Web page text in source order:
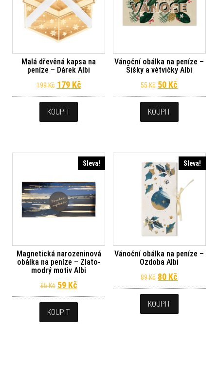
Malá dřevěná kapsa na
peníze – Dárek Albi
199Kč Původní cena byla: 199 Kč.
179 KčAktuální cena je: 179 Kč.
KOUPIT
Vánoční obálka na peníze –
Šišky a větvičky Albi
55Kč Původní cena
50 Kč
KOUPIT
Sleva!
Magnetická narozeninová
obálka na peníze – Zlato-
modrý motiv Albi
65Kč Původní cena byla: 65 Kč.
59 KčAktuální cena je: 59 Kč.
KOUPIT
Sleva!
Vánoční obálka na peníze –
Ozdoba Albi
89Kč Původní cena
80 Kč
KOUPIT